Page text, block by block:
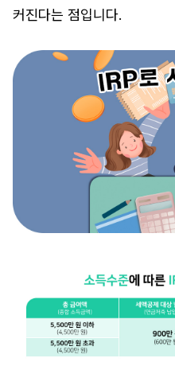
커진다는 점입니다.